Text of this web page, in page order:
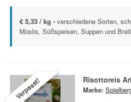
€ 5,33 / kg - verschiedene Sorten,
Müslis, Süßspeisen, Suppen und
Verpasst! Risottoreis
Marke: